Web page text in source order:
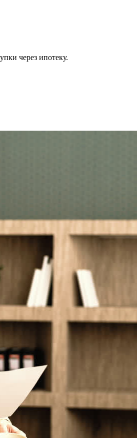
через ипотеку.